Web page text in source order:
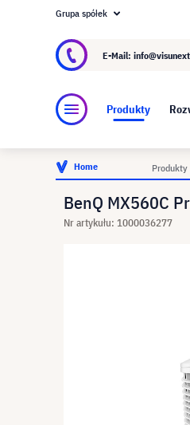
O visunext.pl
Grupa spółek
E-Mail:
Produkty
Home Produkty
BenQ MX560C
Nr artykułu: 1000036277